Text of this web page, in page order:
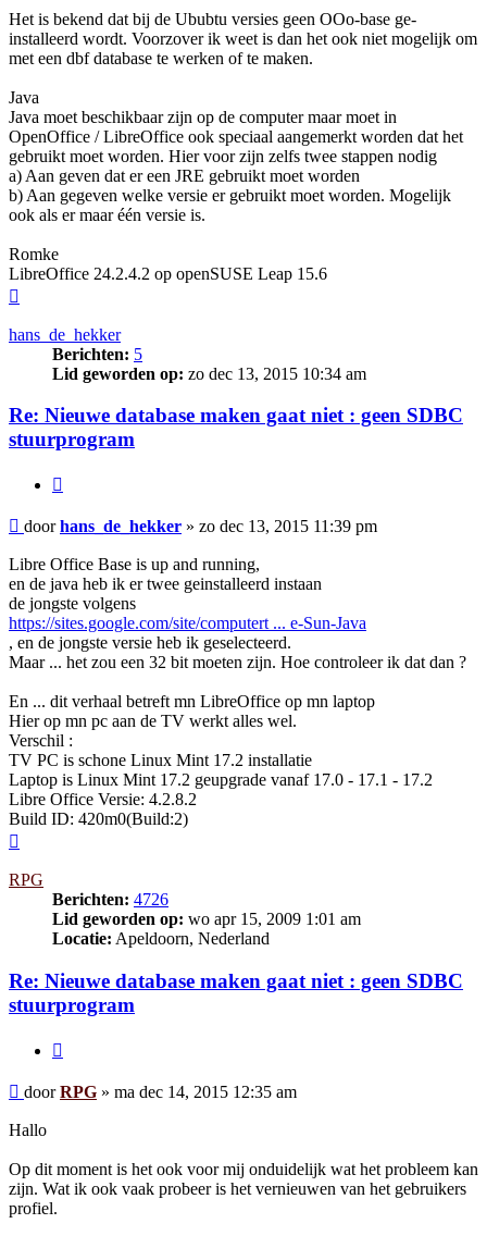
Het is bekend dat bij de Ububtu versies geen OOo-base ge-
installeerd wordt. Voorzover ik weet is dan het ook niet mogelijk om
met een dbf database te werken of te maken.
Java
Java moet beschikbaar zijn op de computer maar moet in
OpenOffice / LibreOffice ook speciaal aangemerkt worden dat het
gebruikt moet worden. Hier voor zijn zelfs twee stappen nodig
a) Aan geven dat er een JRE gebruikt moet worden
b) Aan gegeven welke versie er gebruikt moet worden. Mogelijk
ook als er maar één versie is.
Romke
LibreOffice 24.2.4.2 op openSUSE Leap 15.6
hans_de_hekker
Berichten: 5
Lid geworden op: zo dec 13, 2015 10:34 am
Re: Nieuwe database maken gaat niet : geen SDBC
stuurprogram
Bericht
doorhans_de_hekker » zo dec 13, 2015 11:39 pm
Libre Office Base is up and running,
en de java heb ik er twee geinstalleerd instaan
de jongste volgens
https://sites.google.com/site/computert ... e-Sun-Java
, en de jongste versie heb ik geselecteerd.
Maar ... het zou een 32 bit moeten zijn. Hoe controleer ik dat dan ?
En ... dit verhaal betreft mn LibreOffice op mn laptop
Hier op mn pc aan de TV werkt alles wel.
Verschil :
TV PC is schone Linux Mint 17.2 installatie
Laptop is Linux Mint 17.2 geupgrade vanaf 17.0 - 17.1 - 17.2
Libre Office Versie: 4.2.8.2
Build ID: 420m0(Build:2)
RPG
Berichten: 4726
Lid geworden op: wo apr 15, 2009 1:01 am
Locatie: Apeldoorn, Nederland
Re: Nieuwe database maken gaat niet : geen SDBC
stuurprogram
Bericht
doorRPG » ma dec 14, 2015 12:35 am
Hallo
Op dit moment is het ook voor mij onduidelijk wat het probleem kan
zijn. Wat ik ook vaak probeer is het vernieuwen van het gebruikers
profiel.